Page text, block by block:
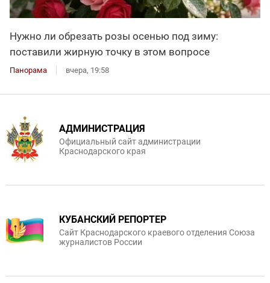
Нужно ли обрезать розы осенью под зиму:
поставили жирную точку в этом вопросе
Панорама вчера, 19:58
АДМИНИСТРАЦИЯ
Официальный сайт администрации
Краснодарского края
КУБАНСКИЙ РЕПОРТЕР
Сайт Краснодарского краевого отделения Союза
журналистов России